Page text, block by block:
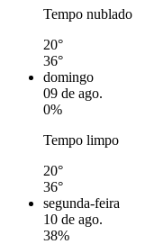
Tempo nublado
20°
36°
domingo
09 de ago.
0%
Tempo limpo
20°
36°
segunda-feira
10 de ago.
38%